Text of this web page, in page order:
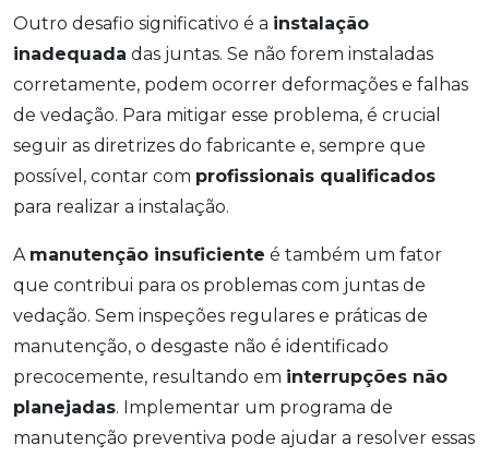
Outro desafio significativo é a instalação
inadequada das juntas. Se não forem instaladas
corretamente, podem ocorrer deformações e falhas
de vedação. Para mitigar esse problema, é crucial
seguir as diretrizes do fabricante e, sempre que
possível, contar com profissionais qualificados
para realizar a instalação.
A manutenção insuficiente é também um fator
que contribui para os problemas com juntas de
vedação. Sem inspeções regulares e práticas de
manutenção, o desgaste não é identificado
precocemente, resultando em interrupções não
planejadas. Implementar um programa de
manutenção preventiva pode ajudar a resolver essas